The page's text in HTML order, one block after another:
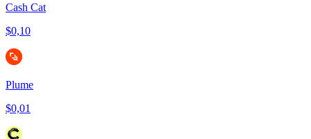
Cash Cat
$0,10
Plume
$0,01